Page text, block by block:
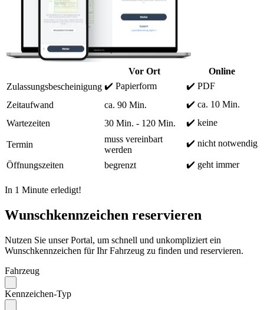
Vor Ort
Online
Zulassungsbescheinigung ✔️ Papierform
✔️ PDF
Zeitaufwand
ca. 90 Min.
✔️ ca. 10 Min.
Wartezeiten
30 Min. - 120 Min. ✔️ keine
Termin
muss vereinbart
werden
✔️ nicht notwendig
Öffnungszeiten begrenzt ✔️ geht immer
In 1 Minute erledigt!
Wunschkennzeichen reservieren
Nutzen Sie unser Portal, um schnell und unkompliziert ein
Wunschkennzeichen für Ihr Fahrzeug zu finden und reservieren.
Fahrzeug
Kennzeichen-Typ